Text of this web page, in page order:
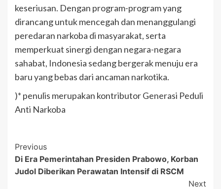
keseriusan. Dengan program-program yang
dirancang untuk mencegah dan menanggulangi
peredaran narkoba di masyarakat, serta
memperkuat sinergi dengan negara-negara
sahabat, Indonesia sedang bergerak menuju era
baru yang bebas dari ancaman narkotika.
)* penulis merupakan kontributor Generasi Peduli
Anti Narkoba
Post
Navigation
Previous
Di Era Pemerintahan Presiden Prabowo, Korban
Judol Diberikan Perawatan Intensif di RSCM
Next